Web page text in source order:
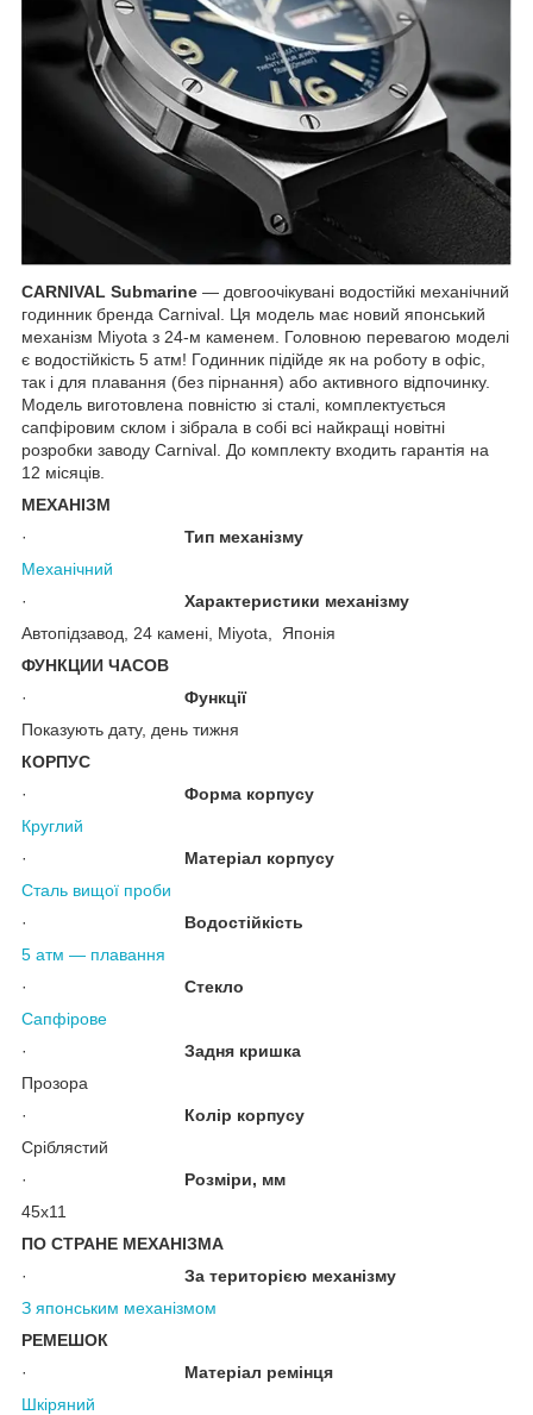
CARNIVAL Submarine — довгоочікувані водостійкі механічний
годинник бренда Carnival. Ця модель має новий японський
механізм Miyota з 24-м каменем. Головною перевагою моделі
є водостійкість 5 атм! Годинник підійде як на роботу в офіс,
так і для плавання (без пірнання) або активного відпочинку.
Модель виготовлена повністю зі сталі, комплектується
сапфіровим склом і зібрала в собі всі найкращі новітні
розробки заводу Carnival. До комплекту входить гарантія на
12 місяців.
МЕХАНІЗМ
· Тип механізму
Механічний
· Характеристики механізму
Автопідзавод, 24 камені, Miyota, Японія
ФУНКЦИИ ЧАСОВ
· Функції
Показують дату, день тижня
КОРПУС
· Форма корпусу
Круглий
· Матеріал корпусу
Сталь вищої проби
· Водостійкість
5 атм — плавання
· Стекло
Сапфірове
· Задня кришка
Прозора
· Колір корпусу
Сріблястий
· Розміри, мм
45х11
ПО СТРАНЕ МЕХАНІЗМА
· За територією механізму
З японським механізмом
РЕМЕШОК
· Матеріал ремінця
Шкіряний